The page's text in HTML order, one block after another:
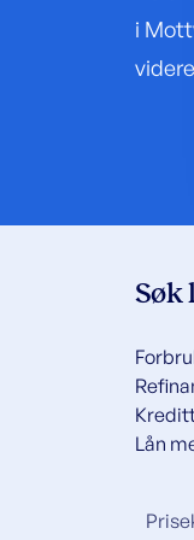
i
Søk
Lån